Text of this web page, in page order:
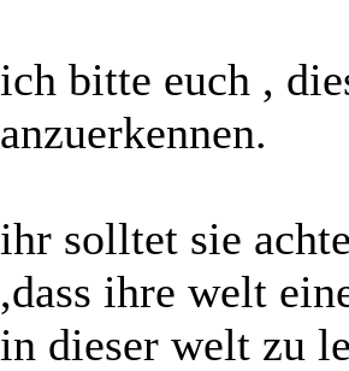
ich bitte euch ,
anzuerkennen.
ihr solltet sie
,dass ihre welt
in dieser welt zu